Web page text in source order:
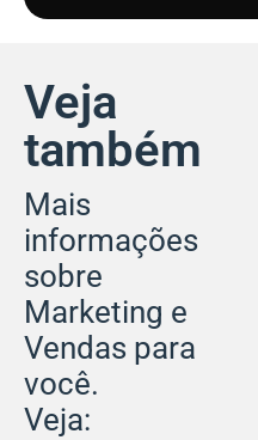
Veja
também
Mais
informações
sobre
Marketing e
Vendas para
você.
Veja: